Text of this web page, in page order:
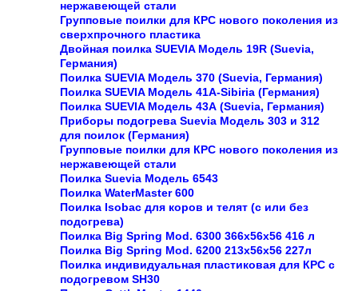
нержавеющей стали
Групповые поилки для КРС нового поколения из
сверхпрочного пластика
Двойная поилка SUEVIA Модель 19R (Suevia,
Германия)
Поилка SUEVIA Модель 370 (Suevia, Германия)
Поилка SUEVIA Модель 41А-Sibiria (Германия)
Поилка SUEVIA Модель 43А (Suevia, Германия)
Приборы подогрева Suevia Модель 303 и 312
для поилок (Германия)
Групповые поилки для КРС нового поколения из
нержавеющей стали
Поилка Suevia Модель 6543
Поилка WaterMaster 600
Поилка Isobac для коров и телят (с или без
подогрева)
Поилка Big Spring Mod. 6300 366x56x56 416 л
Поилка Big Spring Mod. 6200 213x56x56 227л
Поилка индивидуальная пластиковая для КРС с
подогревом SH30